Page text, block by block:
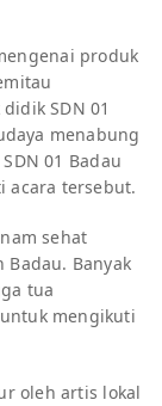
produk
SDN 01
menabung
01 Badau
acara tersebut.
sehat
Badau. Banyak
tua
mengikuti
oleh artis lokal